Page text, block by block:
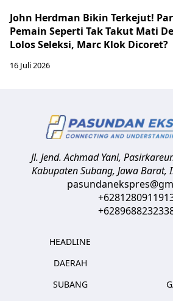
John Herdman Bikin Terkejut!
Pemain Seperti Tak Takut Mati
Lolos Seleksi, Marc Klok Dicoret?
16 Juli 2026
Jl. Jend. Achmad Yani,
Kabupaten Subang, Jawa Barat,
HEADLINE
DAERAH
SUBANG